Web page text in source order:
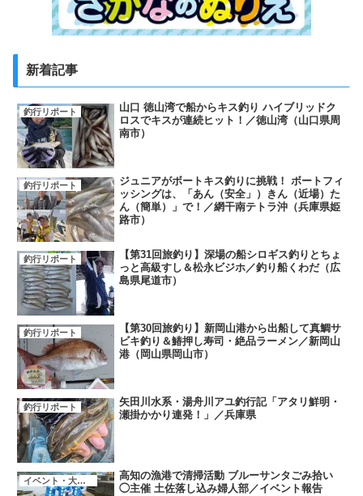
新着記事
釣行リポート
山口 徳山湾で船からキス釣り ハイブリッドク
ロスでキスが連続ヒット！／徳山湾（山口県周
南市）
釣行リポート
ジュニアがボートキス釣りに挑戦！ ボートフィ
ッシングは、「あん（安全」）きん（近場）た
ん（簡単）」で！／網干南テトラ沖（兵庫県姫
路市）
釣行リポート
【第31回旅釣り】深場の船シロギス釣りとちょ
っと高級すし＆松永ビジホ／釣り船くわだ（広
島県尾道市）
釣行リポート
【第30回旅釣り】新岡山港から出船して真鯛サ
ビキ釣り＆鰆押し寿司・絶品ラーメン／新岡山
港（岡山県岡山市）
釣行リポート
矢田川水系・湯舟川アユ釣行記「アタリ鮮明・
瀬掛かかり連発！」／兵庫県
イベント・大会・キャンペーン
高知の漁港で清掃活動 ブルーサンタごみ拾い
◯主催 土佐落し込み婦人部／イベント報告